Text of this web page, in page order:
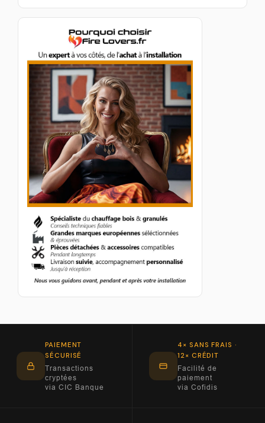
PAIEMENT
SÉCURISÉ
Transactions
cryptées
via CIC Banque
4× SANS FRAIS ·
12× CRÉDIT
Facilité de
paiement
via Cofidis